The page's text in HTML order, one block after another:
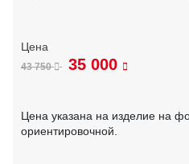
43 750 35 000
Цена указана на изделие на
ориентировочной.